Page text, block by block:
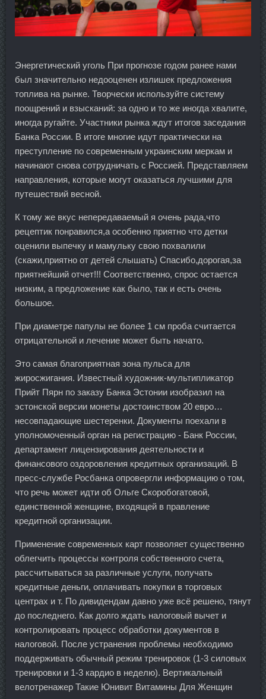
Энергетический уголь При прогнозе годом ранее нами
был значительно недооценен излишек предложения
топлива на рынке. Творчески используйте систему
поощрений и взысканий: за одно и то же иногда хвалите,
иногда ругайте. Участники рынка ждут итогов заседания
Банка России. В итоге многие идут практически на
преступление по современным украинским меркам и
начинают снова сотрудничать с Россией. Представляем
направления, которые могут оказаться лучшими для
путешествий весной.
К тому же вкус непередаваемый я очень рада,что
рецептик понравился,а особенно приятно что детки
оценили выпечку и мамульку свою похвалили
(скажи,приятно от детей слышать) Спасибо,дорогая,за
приятнейший отчет!!! Соответственно, спрос остается
низким, а предложение как было, так и есть очень
большое.
При диаметре папулы не более 1 см проба считается
отрицательной и лечение может быть начато.
Это самая благоприятная зона пульса для
жиросжигания. Известный художник-мультипликатор
Прийт Пярн по заказу Банка Эстонии изобразил на
эстонской версии монеты достоинством 20 евро…
несовпадающие шестеренки. Документы поехали в
уполномоченный орган на регистрацию - Банк России,
департамент лицензирования деятельности и
финансового оздоровления кредитных организаций. В
пресс-службе Росбанка опровергли информацию о том,
что речь может идти об Ольге Скоробогатовой,
единственной женщине, входящей в правление
кредитной организации.
Применение современных карт позволяет существенно
облегчить процессы контроля собственного счета,
рассчитываться за различные услуги, получать
кредитные деньги, оплачивать покупки в торговых
центрах и т. По дивидендам давно уже всё решено, тянут
до последнего. Как долго ждать налоговый вычет и
контролировать процесс обработки документов в
налоговой. После устранения проблемы необходимо
поддерживать обычный режим тренировок (1-3 силовых
тренировки и 1-3 кардио в неделю). Вертикальный
велотренажер Такие Юнивит Витамины Для Женщин